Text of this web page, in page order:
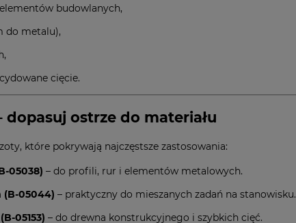
budowlanych,
do metalu),
cięcie.
dopasuj ostrze do materiału
które pokrywają najczęstsze zastosowania:
05038) – do profili, rur i elementów metalowych.
(B-05044) – praktyczny do mieszanych zadań na stanowisku.
05153) – do drewna konstrukcyjnego i szybkich cięć.